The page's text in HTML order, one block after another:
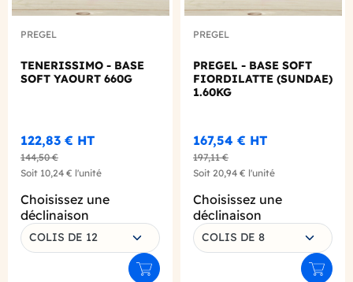
PREGEL
TENERISSIMO - BASE
SOFT YAOURT 660G
122,83 € HT
144,50 €
Soit 10,24 € l'unité
Choisissez une
déclinaison
COLIS DE 12
Ajouter au panier
PREGEL
PREGEL - BASE SOFT
FIORDILATTE (SUNDAE)
1.60KG
167,54 € HT
197,11 €
Soit 20,94 € l'unité
Choisissez une
déclinaison
COLIS DE 8